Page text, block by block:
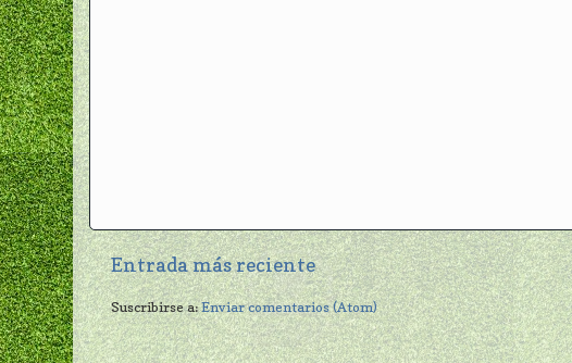
Entrada más reciente
Suscribirse a:Enviar comentarios (Atom)